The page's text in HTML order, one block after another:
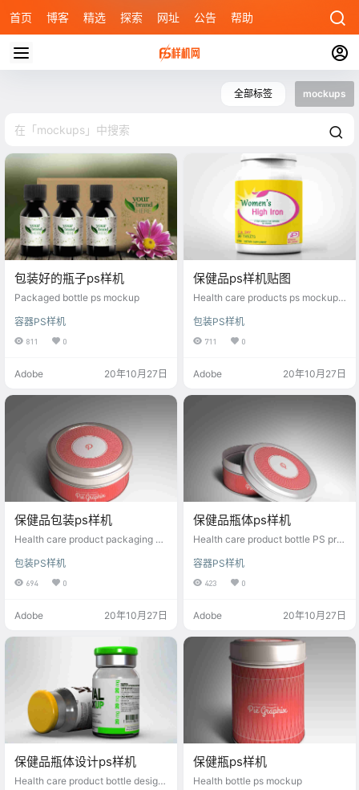
首页 博客 精选 探索 网址 公告 帮助
全部标签 mockups
包装好的瓶子ps样机
Packaged bottle ps mockup
容器PS样机
811 0
Adobe 20年10月27日
保健品ps样机贴图
Health care products ps mockup s
包装PS样机
711 0
Adobe 20年10月27日
保健品包装ps样机
Health care product packaging P
包装PS样机
694 0
Adobe 20年10月27日
保健品瓶体ps样机
Health care product bottle PS prot
容器PS样机
423 0
Adobe 20年10月27日
保健品瓶体设计ps样机
Health care product bottle design
保健瓶ps样机
Health bottle ps mockup